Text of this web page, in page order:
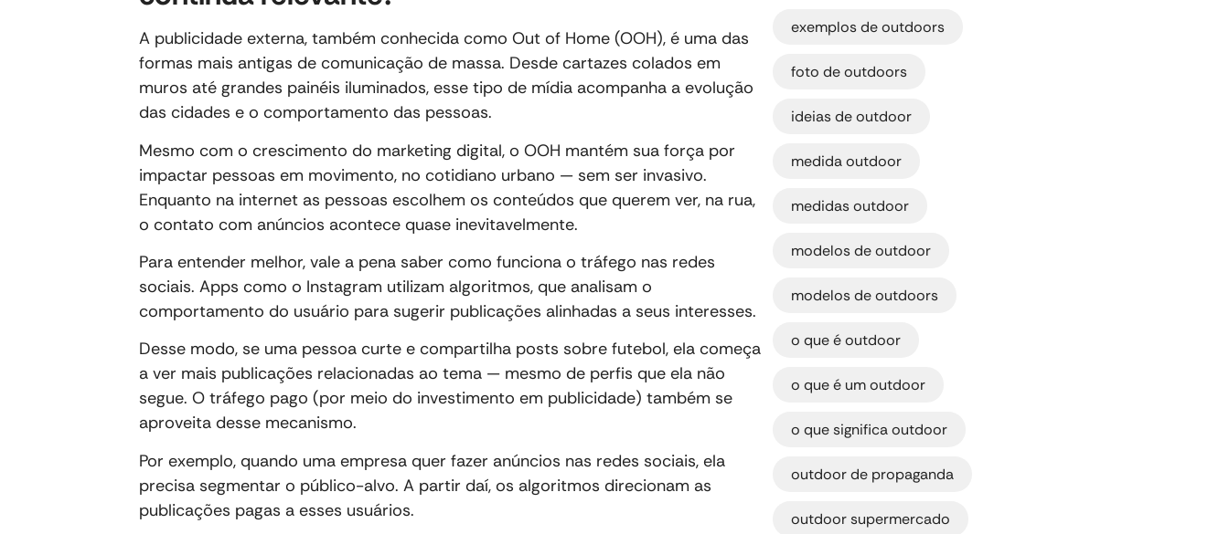
A publicidade externa, também conhecida como Out of Home (OOH), é uma das
formas mais antigas de comunicação de massa. Desde cartazes colados em
muros até grandes painéis iluminados, esse tipo de mídia acompanha a evolução
das cidades e o comportamento das pessoas.
Mesmo com o crescimento do marketing digital, o OOH mantém sua força por
impactar pessoas em movimento, no cotidiano urbano — sem ser invasivo.
Enquanto na internet as pessoas escolhem os conteúdos que querem ver, na rua,
o contato com anúncios acontece quase inevitavelmente.
Para entender melhor, vale a pena saber como funciona o tráfego nas redes
sociais. Apps como o Instagram utilizam algoritmos, que analisam o
comportamento do usuário para sugerir publicações alinhadas a seus interesses.
Desse modo, se uma pessoa curte e compartilha posts sobre futebol, ela começa
a ver mais publicações relacionadas ao tema — mesmo de perfis que ela não
segue. O tráfego pago (por meio do investimento em publicidade) também se
aproveita desse mecanismo.
Por exemplo, quando uma empresa quer fazer anúncios nas redes sociais, ela
precisa segmentar o público-alvo. A partir daí, os algoritmos direcionam as
publicações pagas a esses usuários.
exemplos de outdoors
foto de outdoors
ideias de outdoor
medida outdoor
medidas outdoor
modelos de outdoor
modelos de outdoors
o que é outdoor
o que é um outdoor
o que significa outdoor
outdoor de propaganda
outdoor supermercado